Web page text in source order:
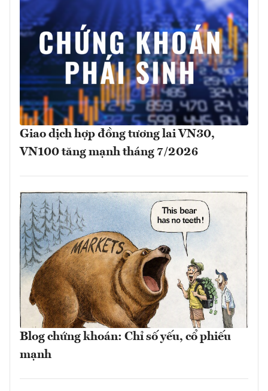
Giao dịch hợp đồng tương lai VN30,
VN100 tăng mạnh tháng 7/2026
Blog chứng khoán: Chỉ số yếu, cổ phiếu
mạnh